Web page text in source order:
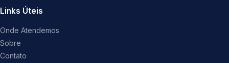
Links Úteis
Onde Atendemos
Sobre
Contato